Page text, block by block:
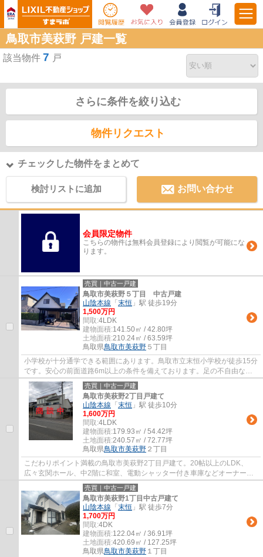
鳥取市美萩野 戸建一覧
該当物件 7 戸
さらに条件を絞り込む
物件リクエスト
チェックした物件をまとめて
検討リストに追加 お問い合わせ
会員限定物件
こちらの物件は無料会員登録により閲覧が可能にな
ります。
売買｜中古一戸建
鳥取市美萩野５丁目 中古戸建
山陰本線 「末恒 」駅 徒歩19分
1,500万円
間取:4LDK
建物面積:141.50㎡ / 42.80坪
土地面積:210.24㎡ / 63.59坪
鳥取県鳥取市美萩野 ５丁目
小学校が十分通学できる範囲にあります。鳥取市立末恒小学校が徒歩15分
です。安心の前面道路6m以上の条件を備えております。足の不自由な人
も楽に移動することができる平坦地です。杉...
売買｜中古一戸建
鳥取市美萩野2丁目戸建て
山陰本線 「末恒 」駅 徒歩10分
1,600万円
間取:4LDK
建物面積:179.93㎡ / 54.42坪
土地面積:240.57㎡ / 72.77坪
鳥取県鳥取市美萩野 ２丁目
こだわりポイント満載の鳥取市美萩野2丁目戸建て。20帖以上のLDK、
広々玄関ホール、中2階に和室、電動シャッター付き車庫などオーナー様
こだわりの一戸建てを是非ご覧ください。すまラ...
売買｜中古一戸建
鳥取市美萩野1丁目中古戸建て
山陰本線 「末恒 」駅 徒歩7分
1,700万円
間取:4DK
建物面積:122.04㎡ / 36.91坪
土地面積:420.69㎡ / 127.25坪
鳥取県鳥取市美萩野 １丁目